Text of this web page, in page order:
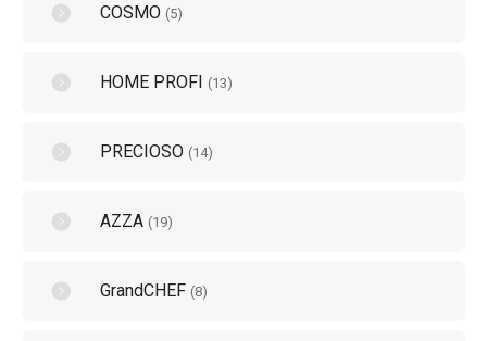
COSMO (5)
HOME PROFI (13)
PRECIOSO (14)
AZZA (19)
GrandCHEF (8)